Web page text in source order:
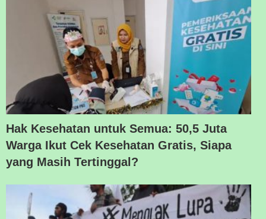
Hak Kesehatan untuk Semua: 50,5 Juta
Warga Ikut Cek Kesehatan Gratis, Siapa
yang Masih Tertinggal?